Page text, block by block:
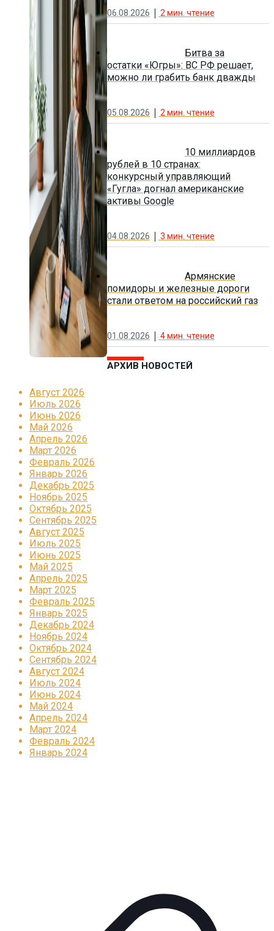
06.08.2026 2мин. чтение
Битва за
остатки «Югры»: ВС РФ решает,
можно ли грабить банк дважды
05.08.2026 2 мин. чтение
10 миллиардов
рублей в 10 странах:
конкурсный управляющий
«Гугла» догнал американские
активы Google
04.08.2026 3 мин. чтение
Армянские
помидоры и железные дороги
стали ответом на российский газ
01.08.2026 4мин. чтение
АРХИВ НОВОСТЕЙ
Август 2026
Июль 2026
Июнь 2026
Май 2026
Апрель 2026
Март 2026
Февраль 2026
Январь 2026
Декабрь 2025
Ноябрь 2025
Октябрь 2025
Сентябрь 2025
Август 2025
Июль 2025
Июнь 2025
Май 2025
Апрель 2025
Март 2025
Февраль 2025
Январь 2025
Декабрь 2024
Ноябрь 2024
Октябрь 2024
Сентябрь 2024
Август 2024
Июль 2024
Июнь 2024
Май 2024
Апрель 2024
Март 2024
Февраль 2024
Январь 2024